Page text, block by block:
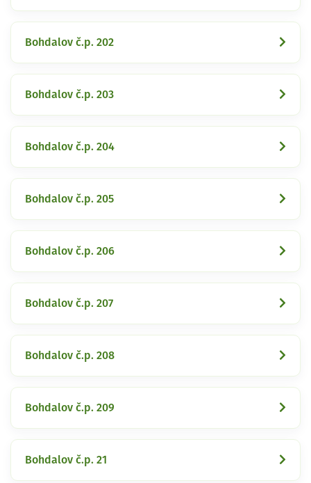
Bohdalov č.p. 202
Bohdalov č.p. 203
Bohdalov č.p. 204
Bohdalov č.p. 205
Bohdalov č.p. 206
Bohdalov č.p. 207
Bohdalov č.p. 208
Bohdalov č.p. 209
Bohdalov č.p. 21